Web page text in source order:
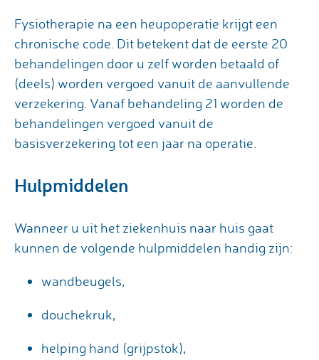
Fysiotherapie na een heupoperatie krijgt een
chronische code. Dit betekent dat de eerste 20
behandelingen door u zelf worden betaald of
(deels) worden vergoed vanuit de aanvullende
verzekering. Vanaf behandeling 21 worden de
behandelingen vergoed vanuit de
basisverzekering tot een jaar na operatie.
Hulpmiddelen
Wanneer u uit het ziekenhuis naar huis gaat
kunnen de volgende hulpmiddelen handig zijn:
wandbeugels,
douchekruk,
helping hand (grijpstok),